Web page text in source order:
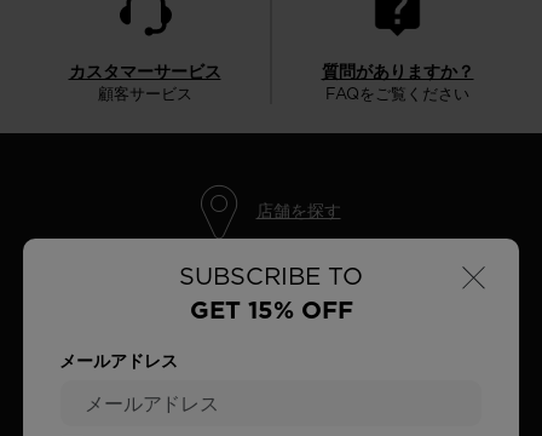
×
SUBSCRIBE TO
GET 15% OFF
メールアドレス
カスタマーサービス
顧客サービス
質問がありますか？
FAQをご覧ください
店舗を探す
購読してつながりを保ちましょう
ニュースレターに登録して、次回の購入が15％オフ
になります！